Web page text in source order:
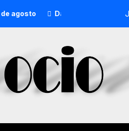
DalecandELA Fest 5